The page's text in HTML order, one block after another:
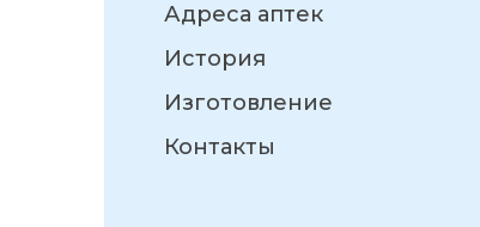
Адреса аптек
История
Изготовление
Контакты